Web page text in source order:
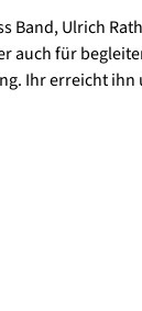
Band, Ulrich
auch für
Ihr erreicht ihn